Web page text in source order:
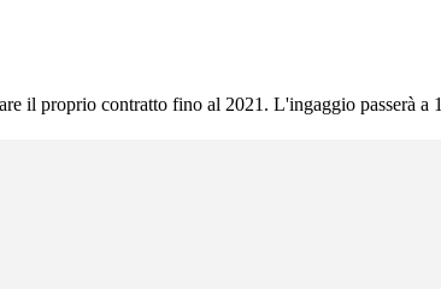
il proprio contratto fino al 2021. L'ingaggio passerà